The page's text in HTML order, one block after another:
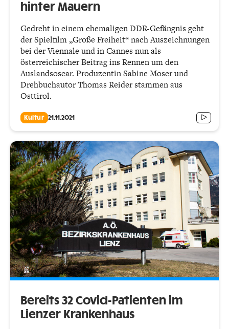
hinter Mauern
Gedreht in einem ehemaligen DDR-Gefängnis geht
der Spielfilm „Große Freiheit“ nach Auszeichnungen
bei der Viennale und in Cannes nun als
österreichischer Beitrag ins Rennen um den
Auslandsoscar. Produzentin Sabine Moser und
Drehbuchautor Thomas Reider stammen aus
Osttirol.
Kultur 21.11.2021
Bereits 32 Covid-Patienten im
Lienzer Krankenhaus